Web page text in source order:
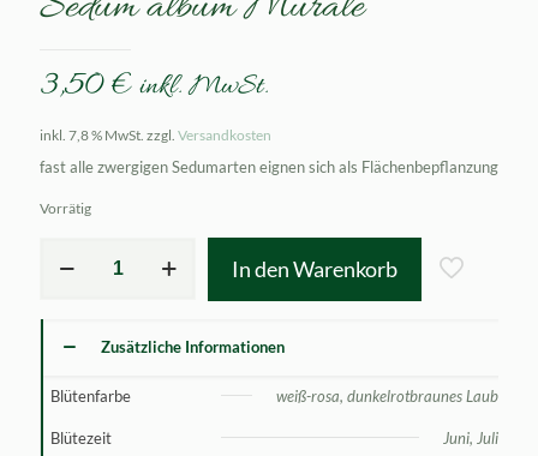
3,50€ inkl. MwSt.
inkl. 7,8 % MwSt. zzgl. Versandkosten
fast alle zwergigen Sedumarten eignen sich als Flächenbepflanzung
Vorrätig
album
Menge
In den Warenkorb
Zusätzliche Informationen
Blütenfarbe weiß-rosa, dunkelrotbraunes Laub
Blütezeit Juni, Juli